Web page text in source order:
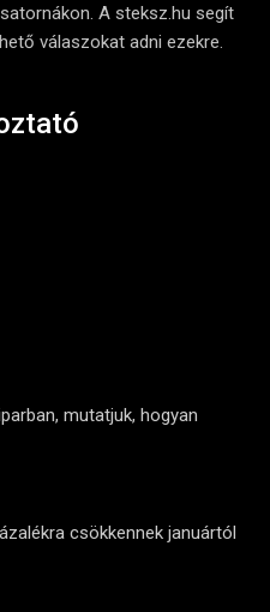
A steksz.hu segít
válaszokat adni ezekre.
mutatjuk, hogyan
csökkennek januártól